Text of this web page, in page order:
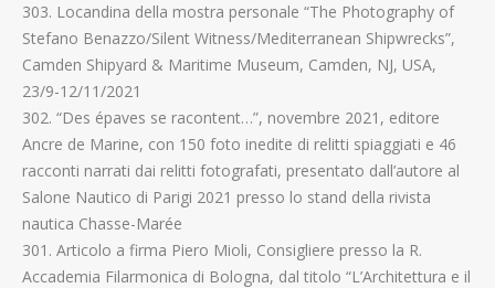
303. Locandina della mostra personale “The Photography of
Stefano Benazzo/Silent Witness/Mediterranean Shipwrecks”,
Camden Shipyard & Maritime Museum, Camden, NJ, USA,
23/9-12/11/2021
302. “Des épaves se racontent…”, novembre 2021, editore
Ancre de Marine, con 150 foto inedite di relitti spiaggiati e 46
racconti narrati dai relitti fotografati, presentato dall’autore al
Salone Nautico di Parigi 2021 presso lo stand della rivista
nautica Chasse-Marée
301. Articolo a firma Piero Mioli, Consigliere presso la R.
Accademia Filarmonica di Bologna, dal titolo “L’Architettura e il